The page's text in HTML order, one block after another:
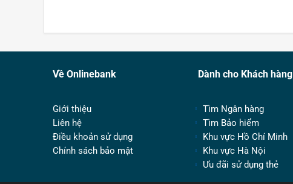
Về Onlinebank
Giới thiệu
Liên hệ
Điều khoản sử dụng
Chính sách bảo mật
Dành cho Khách hàng
Tìm Ngân hàng
Tìm Bảo hiểm
Khu vực Hồ Chí Minh
Khu vực Hà Nội
Ưu đãi sử dụng thẻ